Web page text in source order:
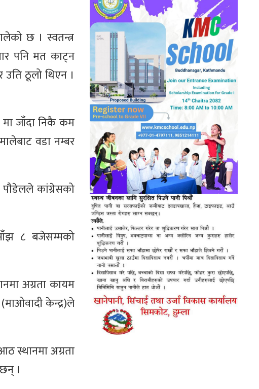
छ । स्वतन्त्र
पनि मत काट्न
ठूलो थिएन ।
जाँदा निकै कम
वडा नम्बर
कांग्रेसको
८ बजेसम्मको
अग्रता कायम
केन्द्र)ले
स्थानमा अग्रता
।